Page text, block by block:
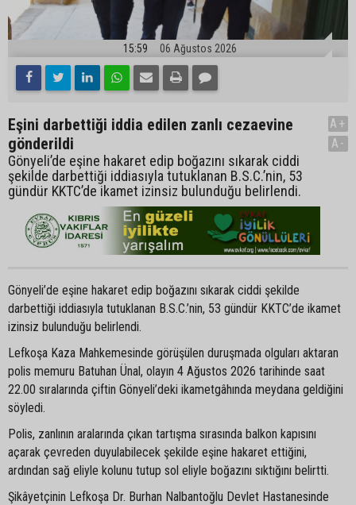
15:59 06 Ağustos 2026
Eşini darbettiği iddia edilen zanlı cezaevine
gönderildi
Gönyeli’de eşine hakaret edip boğazını sıkarak ciddi
şekilde darbettiği iddiasıyla tutuklanan B.S.C.’nin, 53
gündür KKTC’de ikamet izinsiz bulunduğu belirlendi.
A+
A-
Gönyeli’de eşine hakaret edip boğazını sıkarak ciddi şekilde
darbettiği iddiasıyla tutuklanan B.S.C.’nin, 53 gündür KKTC’de ikamet
izinsiz bulunduğu belirlendi.
Lefkoşa Kaza Mahkemesinde görüşülen duruşmada olguları aktaran
polis memuru Batuhan Ünal, olayın 4 Ağustos 2026 tarihinde saat
22.00 sıralarında çiftin Gönyeli’deki ikametgâhında meydana geldiğini
söyledi.
Polis, zanlının aralarında çıkan tartışma sırasında balkon kapısını
açarak çevreden duyulabilecek şekilde eşine hakaret ettiğini,
ardından sağ eliyle kolunu tutup sol eliyle boğazını sıktığını belirtti.
Şikâyetçinin Lefkoşa Dr. Burhan Nalbantoğlu Devlet Hastanesinde